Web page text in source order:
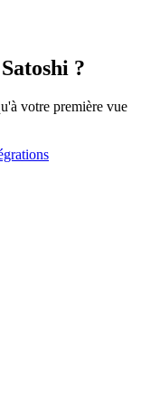
?
votre première vue